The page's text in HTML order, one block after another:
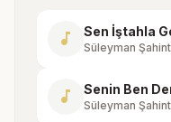
music_note Sen İştahla
Süleyman
music_note Senin Ben
Süleyman